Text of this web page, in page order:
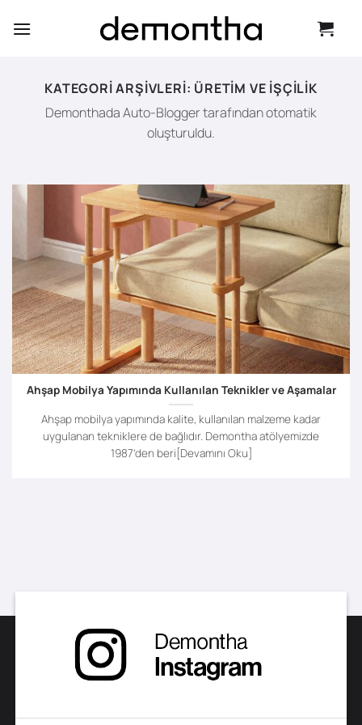
atla
KATEGORI ARŞIVLERI: ÜRETIM VE İŞÇILIK
Demonthada Auto-Blogger tarafından otomatik
oluşturuldu.
Ahşap Mobilya Yapımında Kullanılan Teknikler ve Aşamalar
Ahşap mobilya yapımında kalite, kullanılan malzeme kadar
uygulanan tekniklere de bağlıdır. Demontha atölyemizde
1987’den beri[Devamını Oku]